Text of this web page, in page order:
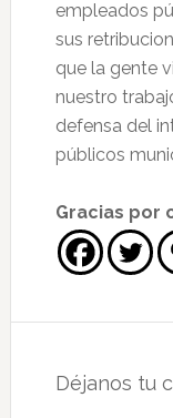
empleados
sus
que la gente
nuestro
defensa del
públicos
Gracias por
conDéjanos tu